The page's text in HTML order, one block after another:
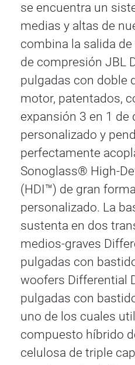
se encuentra un
medias y altas de
combina la salida
de compresión JBL
pulgadas con doble
motor, patentados,
expansión 3 en 1 de
personalizado y
perfectamente
Sonoglass® High-
(HDI™) de gran
personalizado. La
sustenta en dos
medios-graves
pulgadas con
woofers Differential
pulgadas con
uno de los cuales
compuesto híbrido
celulosa de triple